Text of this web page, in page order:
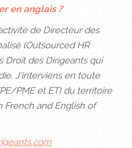
en anglais ?
de Directeur des
(Outsourced HR
Droit des Dirigeants qui
J’interviens en toute
PME et ETI du territoire
French and English of